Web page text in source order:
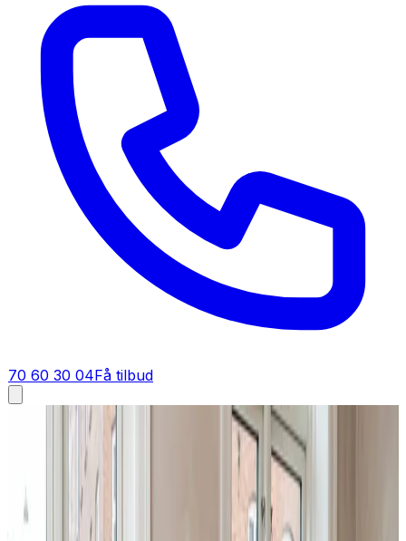
70 60 30 04Få tilbud
Ventilation tilbud i
Få tilbud på ventilation i Ulstrup
Sammenlign og spar på ventilation i Ulstrup. Vi giver dig
et gennemarbejdet tilbud med klar pris, så du nemt kan
se, hvad du får for pengene.